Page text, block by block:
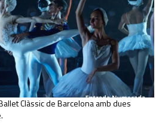
Clàssic de Barcelona amb dues